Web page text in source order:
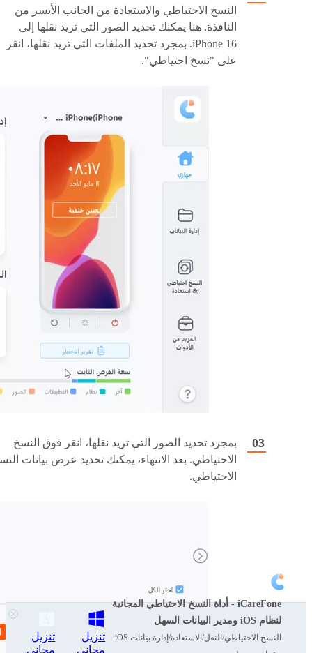
النسخ الاحتياطي والاستعادة من الجانب الأيسر من
النافذة. هنا يمكنك تحديد الصور التي تريد نقلها إلى
iPhone 16. بمجرد تحديد الملفات التي تريد نقلها، انقر
على "نسخ احتياطي".
بمجرد تحديد الصور التي تريد نقلها، انقر فوق النسخ
الاحتياطي. بعد الانتهاء، يمكنك تحديد عرض بيانات
الاحتياطي.
iCareFone - أداة النسخ الاحتياطي المجانية
لنظام iOS ومدير البيانات السهل
النسخ الاحتياطي/النقل/الاستعادة/إدارة بيانات iOS
تنزيل
مجاني
تنزيل
مجاني